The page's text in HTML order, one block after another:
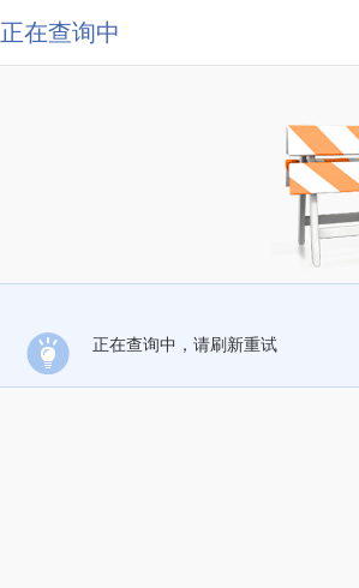
正在查询中
正在查询中，请刷新重试